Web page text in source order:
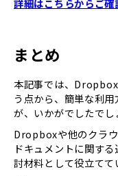
詳細はこちらからご
まとめ
本記事では、
う点から、簡単な利
が、いかがでしたでし
Dropboxや他のクラウ
ドキュメントに関す
討材料として役立てて